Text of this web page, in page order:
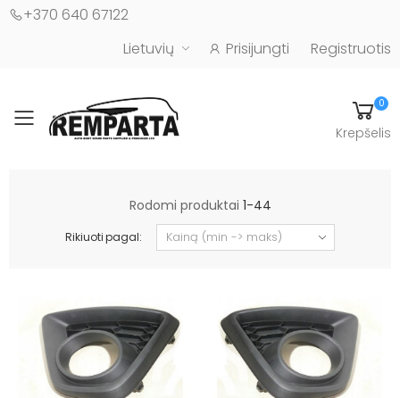
+370 640 67122
Lietuvių
Prisijungti Registruotis
Toggle mobile menu
0
Krepšelis
Rodomi produktai 1-44
Rikiuoti pagal: